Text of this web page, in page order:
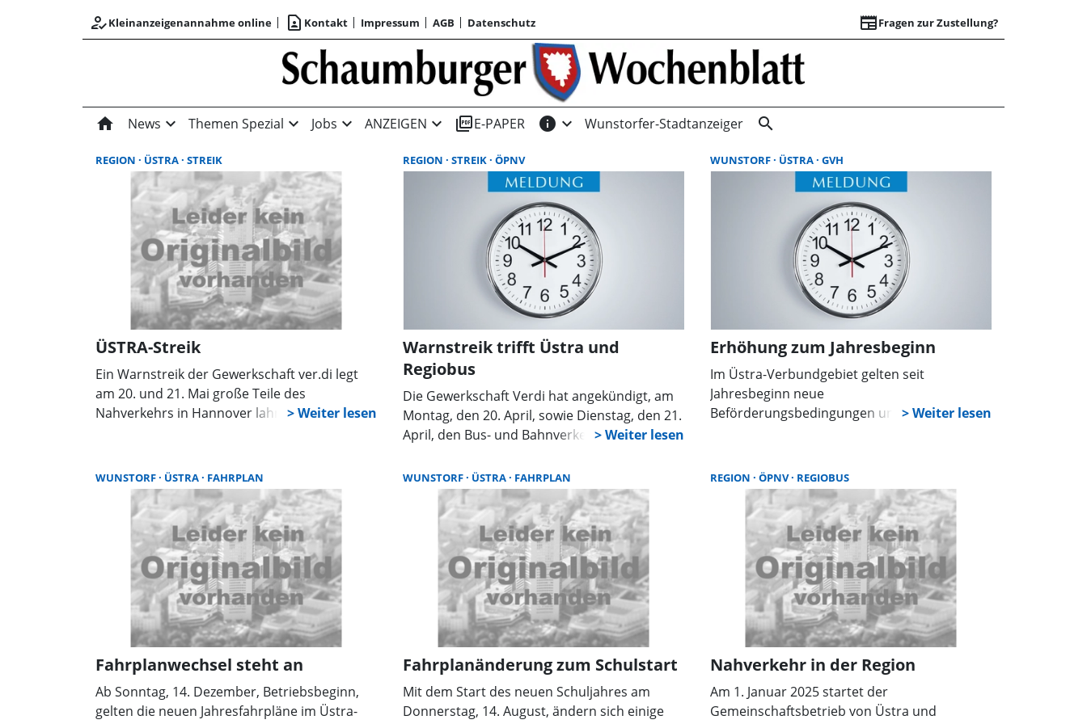
how_to_regKleinanzeigenannahme online contact_page Kontakt Impressum AGB Datenschutz newspaperFragen zur Zustellung?
Suchergebnisse |
home News expand_more Themen Spezial expand_more Jobs expand_more ANZEIGEN expand_more picture_as_pdfE-PAPER info expand_more Wunstorfer-Stadtanzeiger search
REGION ÜSTRA STREIK
ÜSTRA-Streik
Ein Warnstreik der Gewerkschaft ver.di legt
am 20. und 21. Mai große Teile des
Nahverkehrs in Hannover lahm. Busse und
sind geplant. S-Bahn, Regionalbahn sowie
Angebote wie sprinti sind nicht betroffen.
REGION STREIK ÖPNV
Warnstreik trifft Üstra und
Regiobus
Die Gewerkschaft Verdi hat angekündigt, am
Montag, den 20. April, sowie Dienstag, den 21.
April, den Bus- und Bahnverkehr der Üstra zu
betroffen. S- und Regionalbahnen fahren,
sprinti bleibt nutzbar.
WUNSTORF ÜSTRA GVH
Erhöhung zum Jahresbeginn
Im Üstra-Verbundgebiet gelten seit
Jahresbeginn neue
Beförderungsbedingungen und angepasste
übrigen Fahrkartenpreise moderat um rund
drei Prozent. Alle Details online unter
uestra.de.
WUNSTORF ÜSTRA FAHRPLAN
Fahrplanwechsel steht an
Ab Sonntag, 14. Dezember, Betriebsbeginn,
gelten die neuen Jahresfahrpläne im Üstra-
WUNSTORF ÜSTRA FAHRPLAN
Fahrplanänderung zum Schulstart
Mit dem Start des neuen Schuljahres am
Donnerstag, 14. August, ändern sich einige
REGION ÖPNV REGIOBUS
Nahverkehr in der Region
Am 1. Januar 2025 startet der
Gemeinschaftsbetrieb von Üstra und